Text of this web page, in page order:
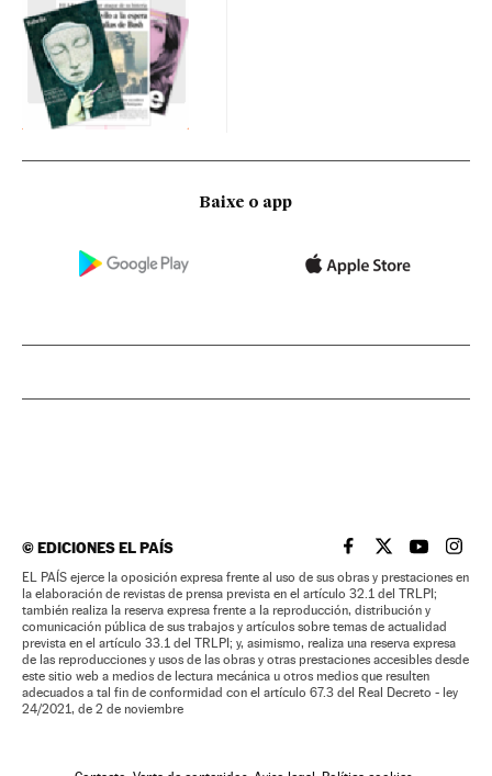
Baixe o app
©EDICIONES EL PAÍS EL PAÍS BRASIL EN
EL PAÍSEL PAÍS
EL
EL PAÍS ejerce la oposición expresa frente al uso de sus obras y prestaciones en
la elaboración de revistas de prensa prevista en el artículo 32.1 del TRLPI;
también realiza la reserva expresa frente a la reproducción, distribución y
comunicación pública de sus trabajos y artículos sobre temas de actualidad
prevista en el artículo 33.1 del TRLPI; y, asimismo, realiza una reserva expresa
de las reproducciones y usos de las obras y otras prestaciones accesibles desde
este sitio web a medios de lectura mecánica u otros medios que resulten
adecuados a tal fin de conformidad con el artículo 67.3 del Real Decreto - ley
24/2021, de 2 de noviembre